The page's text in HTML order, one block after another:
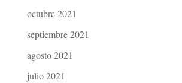
octubre 2021
septiembre 2021
agosto 2021
julio 2021